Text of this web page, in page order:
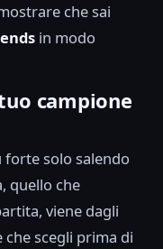
che sai
in modo
campione
solo salendo
quello che
viene dagli
scegli prima di